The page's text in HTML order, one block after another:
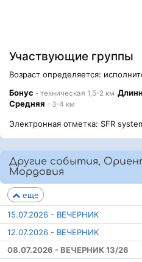
Участвующие группы
Возраст определяется:
Бонус - техническая 1,5-2 км
Средняя - 3-4 км
Электронная отметка: SFR
Другие события,
Мордовия
еще
15.07.2026 - ВЕЧЕРНИК
12.07.2026 - ВЕЧЕРНИК
08.07.2026 - ВЕЧЕРНИК 13/26